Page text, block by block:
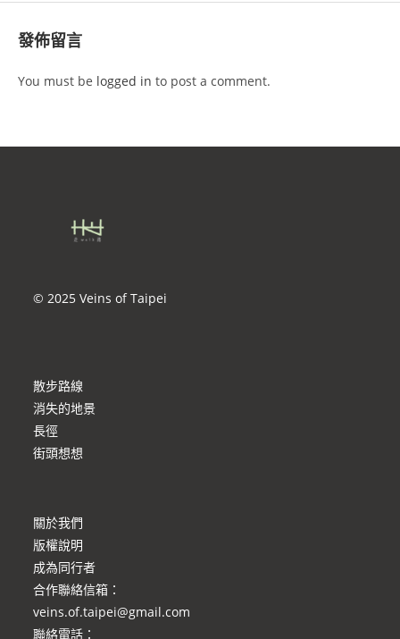
發佈留言
You must be logged in to post a comment.
© 2025 Veins of Taipei
散步路線
消失的地景
長徑
街頭想想
關於我們
版權說明
成為同行者
合作聯絡信箱 ：
veins.of.taipei@gmail.com
聯絡電話：